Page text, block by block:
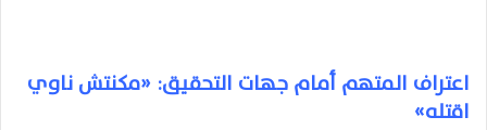
اعتراف المتهم أمام جهات التحقيق: «مكنتش ناوي
اقتله»